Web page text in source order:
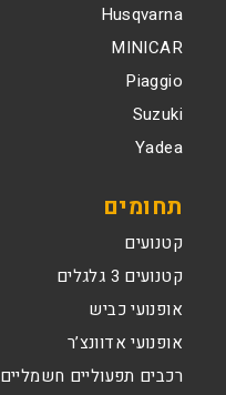
Husqvarna
MINICAR
Piaggio
Suzuki
Yadea
תחומים
קטנועים
קטנועים 3 גלגלים
אופנועי כביש
אופנועי אדוונצ’ר
רכבים תפעוליים חשמליים